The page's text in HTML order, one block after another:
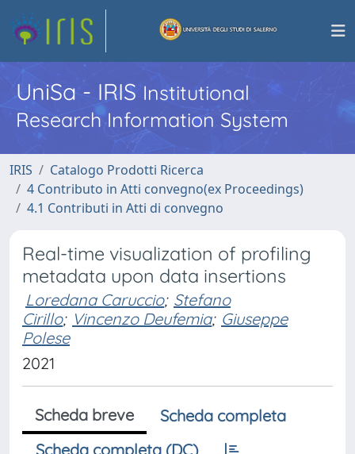
UniSa - IRISInstitutional
Research Information System
IRIS
Catalogo Prodotti Ricerca
4 Contributo in Atti convegno(ex Proceedings)
4.1 Contributi in Atti di convegno
Real-time visualization of profiling
metadata upon data insertions
Loredana Caruccio; Stefano
Cirillo; Vincenzo Deufemia; Giuseppe
Polese
2021
Scheda breve
Scheda completa
Scheda completa (DC)